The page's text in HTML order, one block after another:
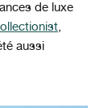
de luxe
,
aussi